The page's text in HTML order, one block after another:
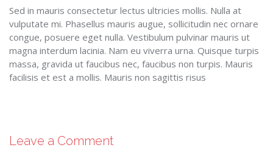
Sed in mauris consectetur lectus ultricies mollis. Nulla at
vulputate mi. Phasellus mauris augue, sollicitudin nec ornare
congue, posuere eget nulla. Vestibulum pulvinar mauris ut
magna interdum lacinia. Nam eu viverra urna. Quisque turpis
massa, gravida ut faucibus nec, faucibus non turpis. Mauris
facilisis et est a mollis. Mauris non sagittis risus
Leave a Comment